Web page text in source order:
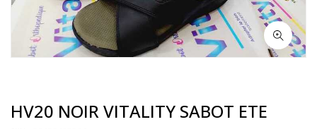
HV20 NOIR VITALITY SABOT ETE